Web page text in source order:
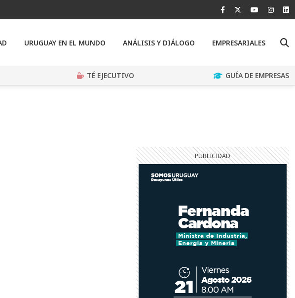
URUGUAY EN EL MUNDO ANÁLISIS Y DIÁLOGO EMPRESARIALES
TÉ EJECUTIVO GUÍA DE EMPRESAS